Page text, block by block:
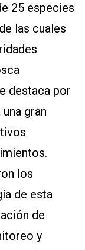
25 especies
las cuales
destaca por
gran
los
de esta
de
y